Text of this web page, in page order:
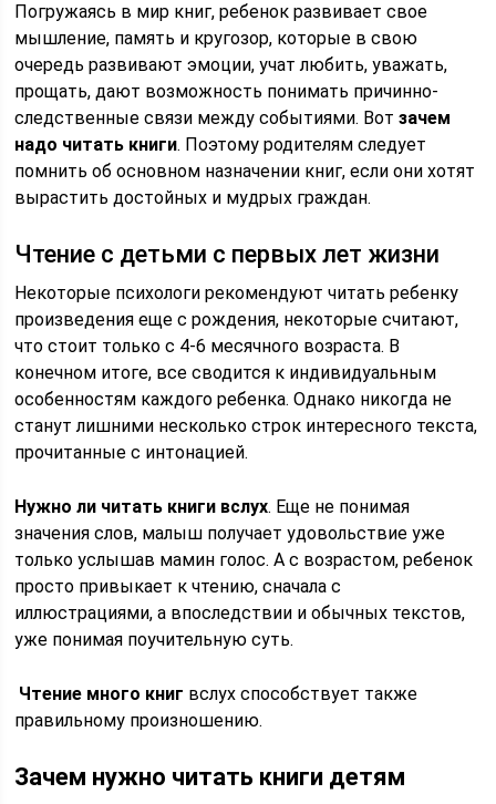
Погружаясь в мир книг, ребенок развивает свое
мышление, память и кругозор, которые в свою
очередь развивают эмоции, учат любить, уважать,
прощать, дают возможность понимать причинно-
следственные связи между событиями. Вотзачем
надо читать книги. Поэтому родителям следует
помнить об основном назначении книг, если они хотят
вырастить достойных и мудрых граждан.
Чтение с детьми с первых лет жизни
Некоторые психологи рекомендуют читать ребенку
произведения еще с рождения, некоторые считают,
что стоит только с 4-6 месячного возраста. В
конечном итоге, все сводится к индивидуальным
особенностям каждого ребенка. Однако никогда не
станут лишними несколько строк интересного текста,
прочитанные с интонацией.
Нужно ли читать книги вслух. Еще не понимая
значения слов, малыш получает удовольствие уже
только услышав мамин голос. А с возрастом, ребенок
просто привыкает к чтению, сначала с
иллюстрациями, а впоследствии и обычных текстов,
уже понимая поучительную суть.
Чтение много книг вслух способствует также
правильному произношению.
Зачем нужно читать книги детям